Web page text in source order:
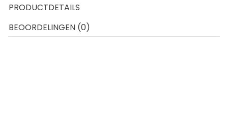
PRODUCTDETAILS
BEOORDELINGEN (0)